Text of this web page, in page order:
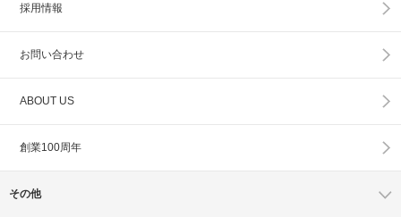
採用情報
お問い合わせ
ABOUT US
創業100周年
その他